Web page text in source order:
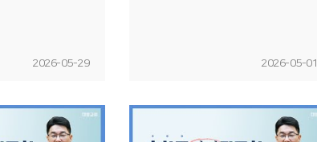
2026-05-29 2026-05-01